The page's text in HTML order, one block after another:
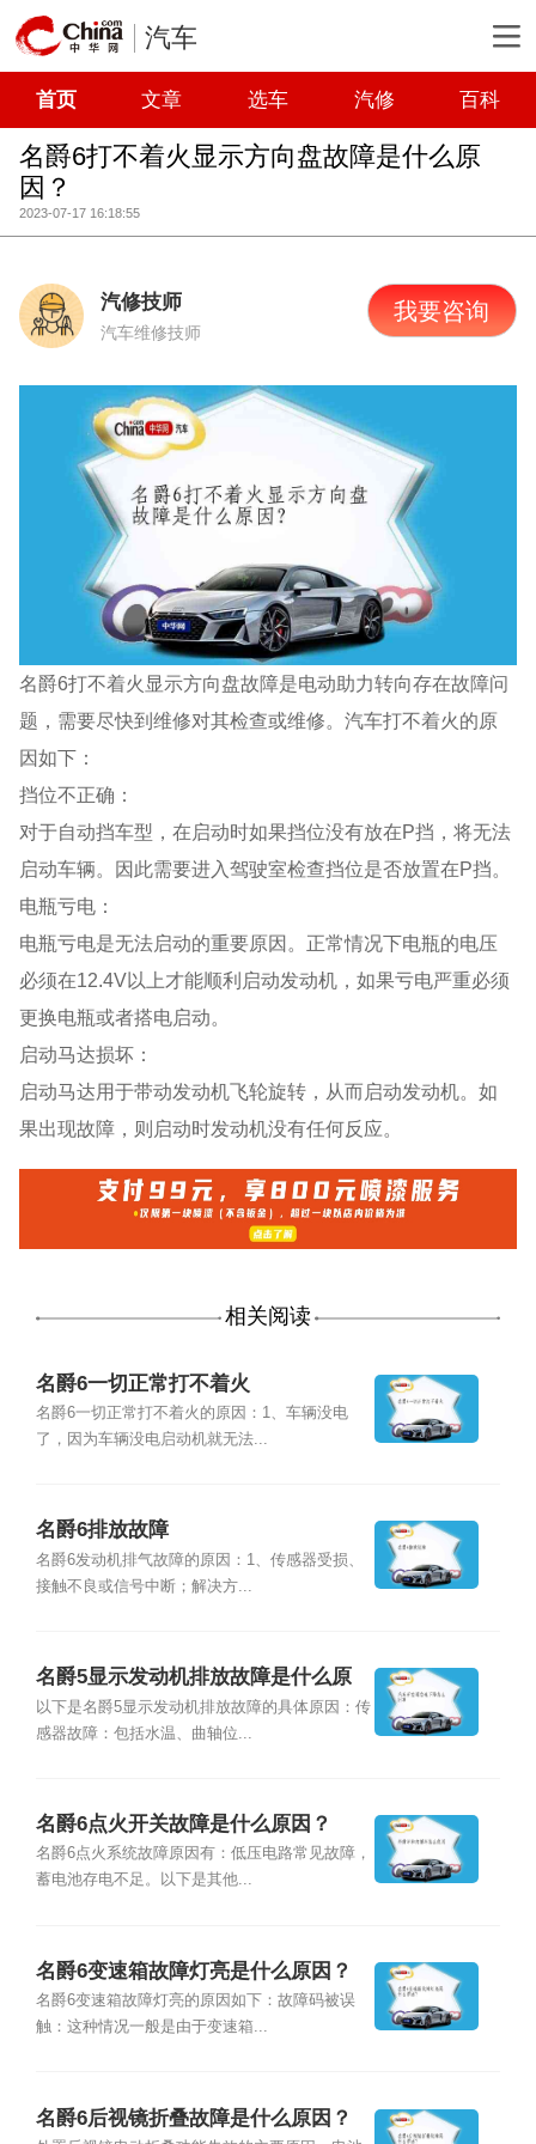
汽车
首页 文章 选车 汽修 百科
名爵6打不着火显示方向盘故障是什么原
因？
2023-07-17 16:18:55
汽修技师
汽车维修技师
我要咨询
名爵6打不着火显示方向盘故障是电动助力转向存在故障问
题，需要尽快到维修对其检查或维修。汽车打不着火的原
因如下：
挡位不正确：
对于自动挡车型，在启动时如果挡位没有放在P挡，将无法
启动车辆。因此需要进入驾驶室检查挡位是否放置在P挡。
电瓶亏电：
电瓶亏电是无法启动的重要原因。正常情况下电瓶的电压
必须在12.4V以上才能顺利启动发动机，如果亏电严重必须
更换电瓶或者搭电启动。
启动马达损坏：
启动马达用于带动发动机飞轮旋转，从而启动发动机。如
果出现故障，则启动时发动机没有任何反应。
相关阅读
名爵6一切正常打不着火
名爵6一切正常打不着火的原因：1、车辆没电
了，因为车辆没电启动机就无法...
名爵6排放故障
名爵6发动机排气故障的原因：1、传感器受损、
接触不良或信号中断；解决方...
名爵5显示发动机排放故障是什么原
因？
以下是名爵5显示发动机排放故障的具体原因：传
感器故障：包括水温、曲轴位...
名爵6点火开关故障是什么原因？
名爵6点火系统故障原因有：低压电路常见故障，
蓄电池存电不足。以下是其他...
名爵6变速箱故障灯亮是什么原因？
名爵6变速箱故障灯亮的原因如下：故障码被误
触：这种情况一般是由于变速箱...
名爵6后视镜折叠故障是什么原因？